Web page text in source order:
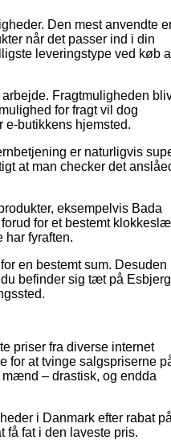
Den mest anvendte
når det passer ind i din
leveringstype ved køb
Fragtmuligheden
for fragt vil dog
butikkens hjemsted.
er naturligvis
at man checker det
eksempelvis Bada
for et bestemt
har fyraften.
en bestemt sum. Desuden
befinder sig tæt på
priser fra diverse internet
for at tvinge salgspriserne
– drastisk, og endda
i Danmark efter rabat på
få fat i den laveste pris.